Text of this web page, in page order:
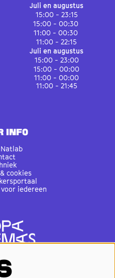
Juli en augustus
15:00 - 23:15
15:00 - 00:30
11:00 - 00:30
11:00 - 22:15
Juli en augustus
15:00 - 23:00
15:00 - 00:00
11:00 - 00:00
11:00 - 21:45
INFO
cookies
iedereen